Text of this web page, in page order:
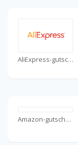
AliExpress-gutschein Coupons
Amazon-gutschein Coupons